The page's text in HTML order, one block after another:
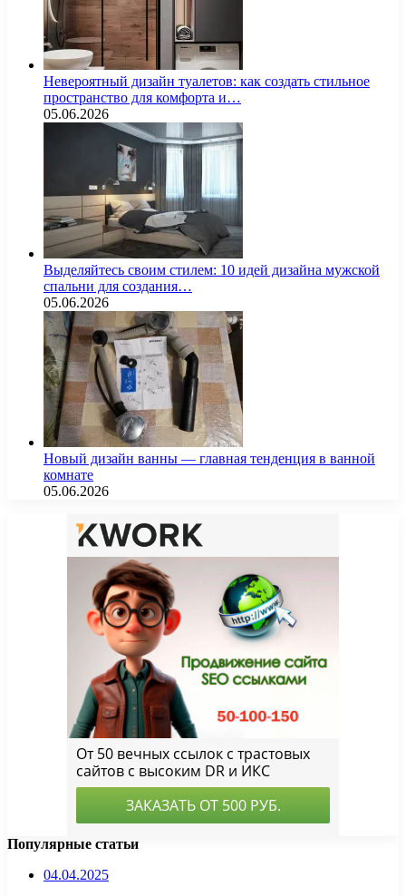
Невероятный дизайн туалетов: как создать стильное
пространство для комфорта и…
05.06.2026
Выделяйтесь своим стилем: 10 идей дизайна мужской
спальни для создания…
05.06.2026
Новый дизайн ванны — главная тенденция в ванной
комнате
05.06.2026
Популярные статьи
04.04.2025